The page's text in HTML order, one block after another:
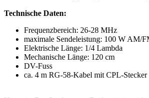
Technische Daten:
Frequenzbereich: 26-28 MHz
maximale Sendeleistung: 100 W AM/
Elektrische Länge: 1/4 Lambda
Mechanische Länge: 120 cm
DV-Fuss
ca. 4 m RG-58-Kabel mit CPL-Stecker